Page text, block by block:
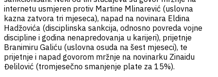
internetu usmjeren protiv Martine Mlinarević (uslovna
kazna zatvora tri mjeseca), napad na novinara Eldina
Hadžovića (disciplinska sankcija, odnosno povreda vojne
discipline i godina nenapredovanja u karijeri), prijetnje
Branimiru Galiću (uslovna osuda na šest mjeseci), te
prijetnje i napad govorom mržnje na novinarku Zinaidu
Đelilović (tromjesečno smanjenje plate za 15%).